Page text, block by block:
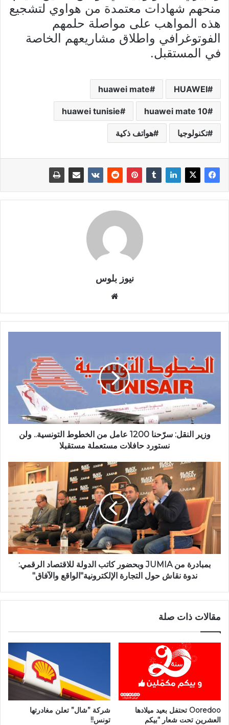
منحهم شهادات معتمدة من هواوي لتشجيع
هذه المواهب على مواصلة حلمهم
الفوتوغرافي واطلاق مشاريعهم الخاصة
في المستقبل.
HUAWEI
huawei mate
huawei mate 10
huawei tunisie
تكنولوجيا هواتف ذكية
نيوز بلوس
وزير النقل: سرّحنا 1200 عامل من الخطوط التونسية.. ولن
نستورد حافلات مستعملة مستقبلا
بمبادرة من JUMIA وبحضور كاتب الدولة للاقتصاد الرقمي:
ندوة نقاش حول التجارة الإلكترونية"الواقع والآفاق"
مقالات ذات صلة
Ooredoo تحتفل بعيد ميلادها
العشرين تحت شعار “بيكم
شركة ”شال” تعلن مغادرتها
تونس!!